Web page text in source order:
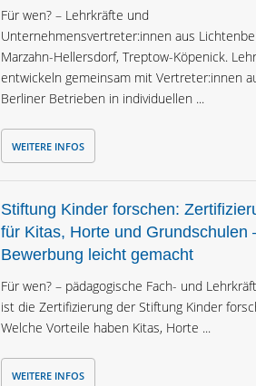
Für wen? – Lehrkräfte und
Unternehmensvertreter:innen aus
Marzahn-Hellersdorf, Treptow-Köpenick.
entwickeln gemeinsam mit Vertreter:innen
Berliner Betrieben in individuellen ...
WEITERE INFOS
Stiftung Kinder forschen:
für Kitas, Horte und Grundschulen
Bewerbung leicht gemacht
Für wen? – pädagogische Fach- und
ist die Zertifizierung der Stiftung Kinder
Welche Vorteile haben Kitas, Horte ...
WEITERE INFOS